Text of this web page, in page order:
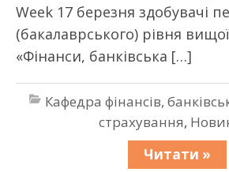
Week 17 березня здобувачі
(бакалаврського) рівня
«Фінанси, банківська […]
Кафедра фінансів,
страхування,
Читати »